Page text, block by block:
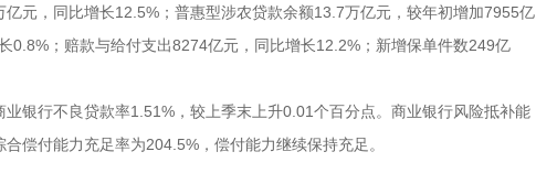
元，同比增长12.5%；普惠型涉农贷款余额13.7万亿元，较年初增加7955亿
0.8%；赔款与给付支出8274亿元，同比增长12.2%；新增保单件数249亿
银行不良贷款率1.51%，较上季末上升0.01个百分点。商业银行风险抵补能
偿付能力充足率为204.5%，偿付能力继续保持充足。